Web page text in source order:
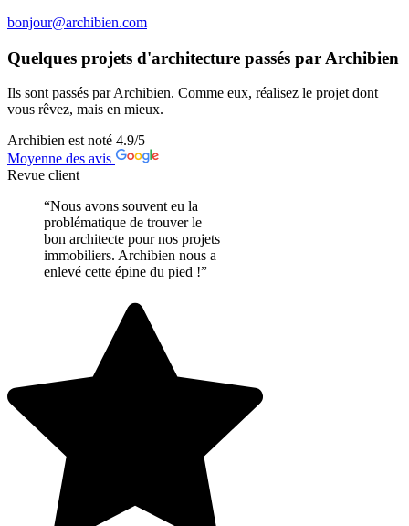
bonjour@archibien.com
Quelques projets d'architecture passés par Archibien
Ils sont passés par Archibien. Comme eux, réalisez le projet dont
vous rêvez, mais en mieux.
Archibien est noté 4.9/5
Moyenne des avis
Revue client
“Nous avons souvent eu la
problématique de trouver le
bon architecte pour nos projets
immobiliers. Archibien nous a
enlevé cette épine du pied !”